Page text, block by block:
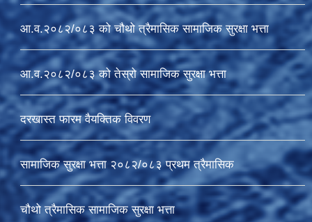
आ.व.२०८२/०८३ को चौथो त्रैमासिक सामाजिक सुरक्षा भत्ता
आ.व.२०८२/०८३ को तेस्रो सामाजिक सुरक्षा भत्ता
दरखास्त फारम वैयक्तिक विवरण
सामाजिक सुरक्षा भत्ता २०८२/०८३ प्रथम त्रैमासिक
चौथो त्रैमासिक सामाजिक सुरक्षा भत्ता